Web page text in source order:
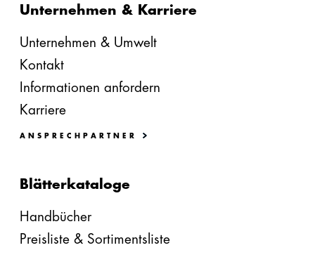
Unternehmen & Karriere
Unternehmen & Umwelt
Kontakt
Informationen anfordern
Karriere
ANSPRECHPARTNER
Blätterkataloge
Handbücher
Preisliste & Sortimentsliste